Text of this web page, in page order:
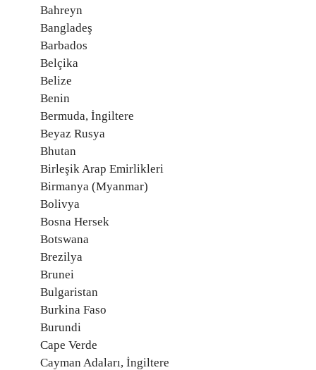
Bahreyn
Bangladeş
Barbados
Belçika
Belize
Benin
Bermuda, İngiltere
Beyaz Rusya
Bhutan
Birleşik Arap Emirlikleri
Birmanya (Myanmar)
Bolivya
Bosna Hersek
Botswana
Brezilya
Brunei
Bulgaristan
Burkina Faso
Burundi
Cape Verde
Cayman Adaları, İngiltere